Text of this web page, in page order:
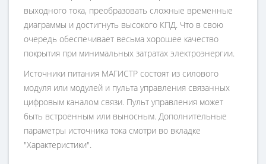
выходного тока, преобразовать сложные временные
диаграммы и достигнуть высокого КПД. Что в свою
очередь обеспечивает весьма хорошее качество
покрытия при минимальных затратах электроэнергии.
Источники питания МАГИСТР состоят из силового
модуля или модулей и пульта управления связанных
цифровым каналом связи. Пульт управления может
быть встроенным или выносным. Дополнительные
параметры источника тока смотри во вкладке
"Характеристики".